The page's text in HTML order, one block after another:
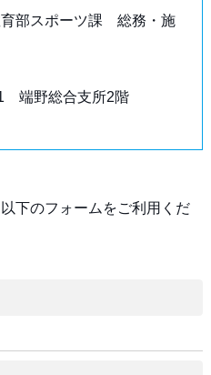
部スポーツ課 総務・施
端野総合支所2階
下のフォームをご利用くだ